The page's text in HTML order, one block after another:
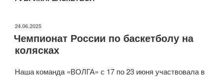
ОПУБЛИКОВАНО
24.06.2025
Чемпионат России по баскетболу на
колясках
Наша команда «ВОЛГА» с 17 по 23 июня участвовала в